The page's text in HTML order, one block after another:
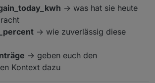
→ was hat sie heute
→ wie zuverlässig diese
→ geben euch den
Kontext dazu